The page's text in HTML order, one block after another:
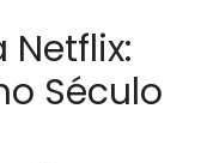
Século